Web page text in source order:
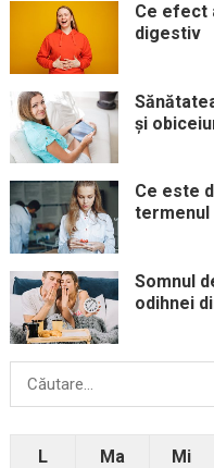
Ce efect
digestiv
și
Ce este
Somnul
odihnei
L Ma Mi